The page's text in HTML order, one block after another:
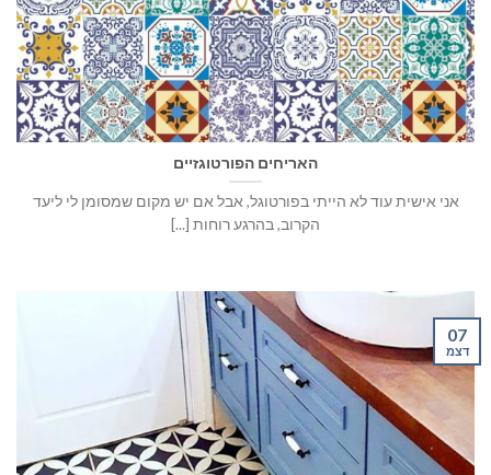
האריחים הפורטוגזיים
אני אישית עוד לא הייתי בפורטוגל, אבל אם יש מקום שמסומן לי ליעד
הקרוב, בהרגע רוחות [...]
07
דצמ